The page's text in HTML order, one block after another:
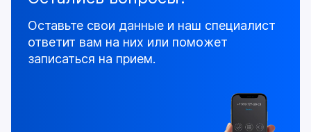
Оставьте свои данные и наш специалист
ответит вам на них или поможет
записаться на прием.